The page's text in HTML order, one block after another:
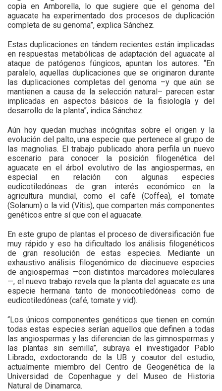
copia en Amborella, lo que sugiere que el genoma del
aguacate ha experimentado dos procesos de duplicación
completa de su genoma”, explica Sánchez.
Estas duplicaciones en tándem recientes están implicadas
en respuestas metabólicas de adaptación del aguacate al
ataque de patógenos fúngicos, apuntan los autores. “En
paralelo, aquellas duplicaciones que se originaron durante
las duplicaciones completas del genoma –y que aún se
mantienen a causa de la selección natural– parecen estar
implicadas en aspectos básicos de la fisiología y del
desarrollo de la planta”, indica Sánchez.
Aún hoy quedan muchas incógnitas sobre el origen y la
evolución del palto, una especie que pertenece al grupo de
las magnolias. El trabajo publicado ahora perfila un nuevo
escenario para conocer la posición filogenética del
aguacate en el árbol evolutivo de las angiospermas, en
especial en relación con algunas especies
eudicotiledóneas de gran interés económico en la
agricultura mundial, como el café (Coffea), el tomate
(Solanum) o la vid (Vitis), que comparten más componentes
genéticos entre sí que con el aguacate.
En este grupo de plantas el proceso de diversificación fue
muy rápido y eso ha dificultado los análisis filogenéticos
de gran resolución de estas especies. Mediante un
exhaustivo análisis filogenómico de diecinueve especies
de angiospermas —con distintos marcadores moleculares
—, el nuevo trabajo revela que la planta del aguacate es una
especie hermana tanto de monocotiledóneas como de
eudicotiledóneas (café, tomate y vid).
“Los únicos componentes genéticos que tienen en común
todas estas especies serían aquellos que definen a todas
las angiospermas y las diferencian de las gimnospermas y
las plantas sin semilla”, subraya el investigador Pablo
Librado, exdoctorando de la UB y coautor del estudio,
actualmente miembro del Centro de Geogenética de la
Universidad de Copenhague y del Museo de Historia
Natural de Dinamarca.